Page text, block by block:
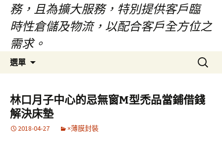
務，且為擴大服務，特別提供客戶臨
時性倉儲及物流，以配合客戶全方位之
需求。
選單
容
區
搜
尋
鍵
字:
林口月子中心的忌無窗M型禿品當鋪借錢
解決床墊
2018-04-27 ×薄膜封裝